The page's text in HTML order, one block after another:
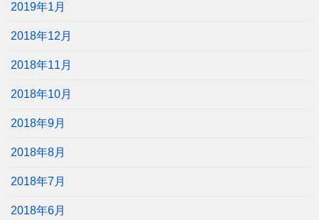
2019年1月
2018年12月
2018年11月
2018年10月
2018年9月
2018年8月
2018年7月
2018年6月